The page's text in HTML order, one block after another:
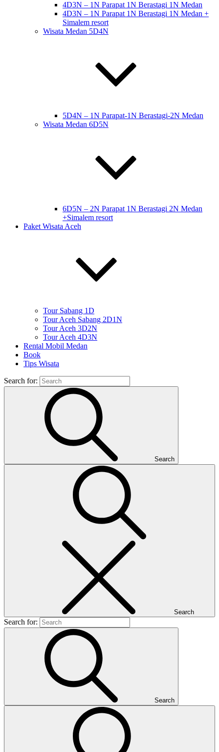
4D3N – 1N Parapat 1N Berastagi 1N Medan
4D3N – 1N Parapat 1N Berastagi 1N Medan +
Simalem resort
Wisata Medan 5D4N
5D4N – 1N Parapat-1N Berastagi-2N Medan
Wisata Medan 6D5N
6D5N – 2N Parapat 1N Berastagi 2N Medan
+Simalem resort
Paket Wisata Aceh
Tour Sabang 1D
Tour Aceh Sabang 2D1N
Tour Aceh 3D2N
Tour Aceh 4D3N
Rental Mobil Medan
Book
Tips Wisata
Search for:
Search
Search
Search for:
Search